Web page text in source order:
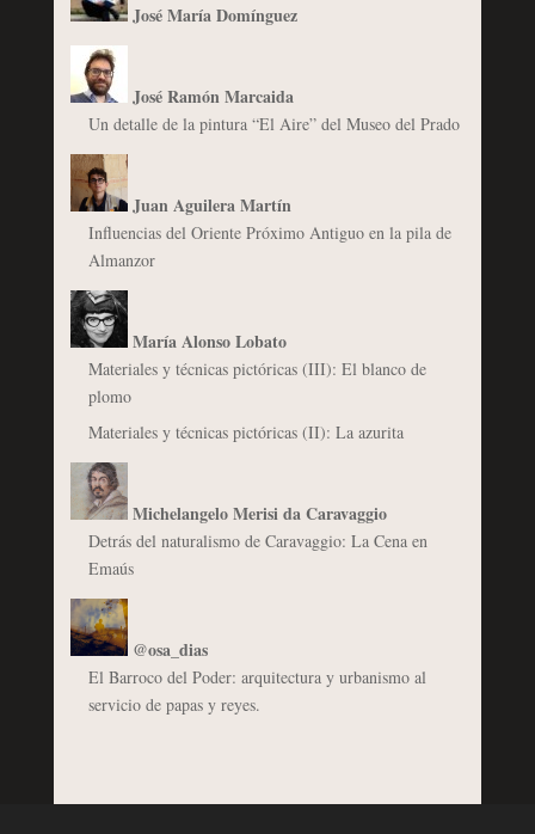
José María Domínguez
José Ramón Marcaida
Un detalle de la pintura “El Aire” del Museo del Prado
Juan Aguilera Martín
Influencias del Oriente Próximo Antiguo en la pila de
Almanzor
María Alonso Lobato
Materiales y técnicas pictóricas (III): El blanco de
plomo
Materiales y técnicas pictóricas (II): La azurita
Michelangelo Merisi da Caravaggio
Detrás del naturalismo de Caravaggio: La Cena en
Emaús
@osa_dias
El Barroco del Poder: arquitectura y urbanismo al
servicio de papas y reyes.